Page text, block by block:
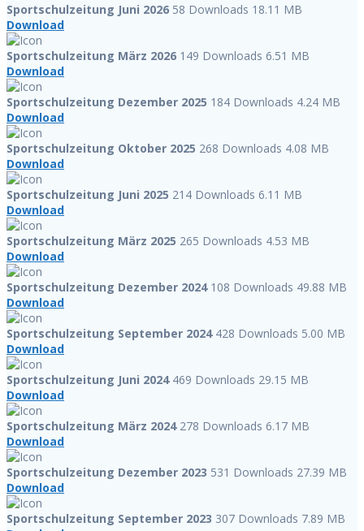
Sportschulzeitung Juni 2026 58 Downloads 18.11 MB
Download
Sportschulzeitung März 2026 149 Downloads 6.51 MB
Download
Sportschulzeitung Dezember 2025 184 Downloads 4.24 MB
Download
Sportschulzeitung Oktober 2025 268 Downloads 4.08 MB
Download
Sportschulzeitung Juni 2025 214 Downloads 6.11 MB
Download
Sportschulzeitung März 2025 265 Downloads 4.53 MB
Download
Sportschulzeitung Dezember 2024 108 Downloads 49.88 MB
Download
Sportschulzeitung September 2024 428 Downloads 5.00 MB
Download
Sportschulzeitung Juni 2024 469 Downloads 29.15 MB
Download
Sportschulzeitung März 2024 278 Downloads 6.17 MB
Download
Sportschulzeitung Dezember 2023 531 Downloads 27.39 MB
Download
Sportschulzeitung September 2023 307 Downloads 7.89 MB